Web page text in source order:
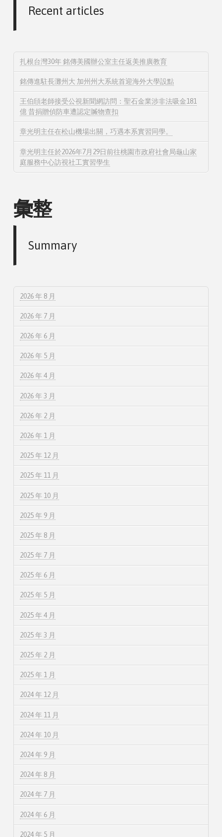
Recent articles
扎根台灣30年 銘傳美國辦公室主任返美推廣教育
銘傳進駐長灘州大 加州州大系統首迎海外大學設點
王伯頎老師接受公視新聞網訪問：聖石金業涉非法吸金181
億 昔捐贈偵防車遭認定贓物查扣
章光明主任在松山機場出關，巧遇本系實習同學。
章光明主任於2026年7月29日前往桃園市政府社會局龜山家
庭服務中心訪視社工實習學生
彙整
Summary
2026 年 8 月
2026 年 7 月
2026 年 6 月
2026 年 5 月
2026 年 4 月
2026 年 3 月
2026 年 2 月
2026 年 1 月
2025 年 12 月
2025 年 11 月
2025 年 10 月
2025 年 9 月
2025 年 8 月
2025 年 7 月
2025 年 6 月
2025 年 5 月
2025 年 4 月
2025 年 3 月
2025 年 2 月
2025 年 1 月
2024 年 12 月
2024 年 11 月
2024 年 10 月
2024 年 9 月
2024 年 8 月
2024 年 7 月
2024 年 6 月
2024 年 5 月